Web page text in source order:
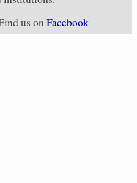
us onFacebook